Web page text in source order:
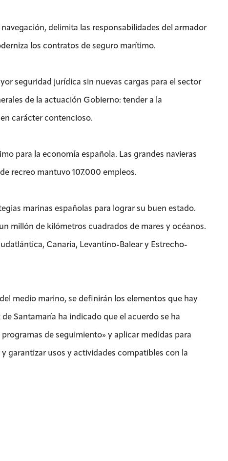
delimita las responsabilidades del armador
los contratos de seguro marítimo.
seguridad jurídica sin nuevas cargas para el sector
de la actuación Gobierno: tender a la
carácter contencioso.
para la economía española. Las grandes navieras
recreo mantuvo 107.000 empleos.
marinas españolas para lograr su buen estado.
millón de kilómetros cuadrados de mares y océanos.
Canaria, Levantino-Balear y Estrecho-
medio marino, se definirán los elementos que hay
Santamaría ha indicado que el acuerdo se ha
de seguimiento» y aplicar medidas para
garantizar usos y actividades compatibles con la